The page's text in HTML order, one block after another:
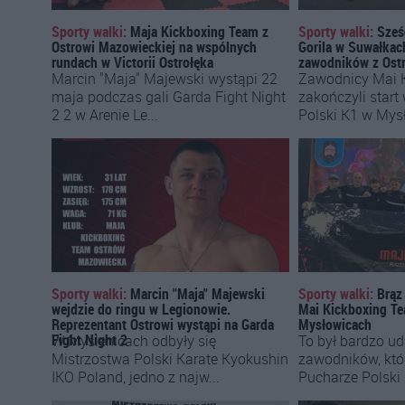
Sporty walki: Maja Kickboxing Team z
Ostrowi Mazowieckiej na wspólnych
rundach w Victorii Ostrołęka
Sporty walki:
Gorila w
zawodników z
Marcin "Maja" Majewski wystąpi 22
maja podczas gali Garda Fight Night
2 2 w Arenie Le...
Sporty walki: Marcin "Maja" Majewski
wejdzie do ringu w Legionowie.
Reprezentant Ostrowi wystąpi na Garda
Fight Night 2
Zawodnicy Mai
zakończyli start
Polski K1 w
Sporty walki:
Mai Kickboxing
Mysłowicach
W Myślenicach odbyły się
Mistrzostwa Polski Karate Kyokushin
IKO Poland, jedno z najw...
To był bardzo
zawodników,
Pucharze Polski